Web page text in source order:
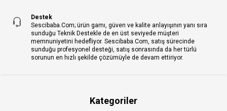
Destek
Sescibaba.Com; ürün gamı, güven ve kalite anlayışının yanı sıra
sunduğu Teknik Destekle de en üst seviyede müşteri
memnuniyetini hedefliyor. Sescibaba.Com, satış sürecinde
sunduğu profesyonel desteği, satış sonrasında da her türlü
sorunun en hızlı şekilde çözümüyle de devam ettiriyor.
Kategoriler